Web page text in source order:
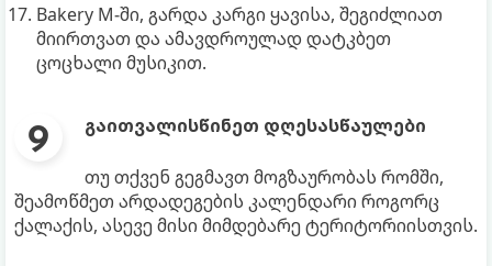
Bakery M-ში, გარდა კარგი ყავისა, შეგიძლიათ
მიირთვათ და ამავდროულად დატკბეთ
ცოცხალი მუსიკით.
გაითვალისწინეთ დღესასწაულები
თუ თქვენ გეგმავთ მოგზაურობას რომში,
შეამოწმეთ არდადეგების კალენდარი როგორც
ქალაქის, ასევე მისი მიმდებარე ტერიტორიისთვის.